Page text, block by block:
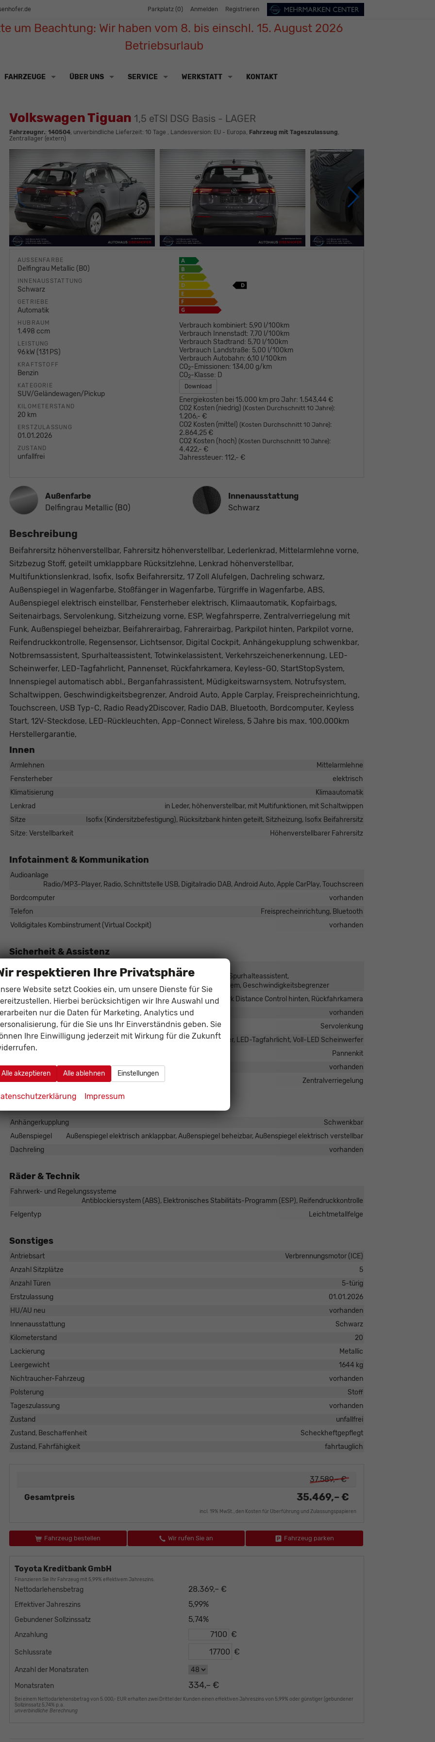
Parkplatz (0) Anmelden Registrieren
um Beachtung: Wir haben vom 8. bis einschl. 15. August 2026
Betriebsurlaub
FAHRZEUGE ÜBER UNS SERVICE WERKSTATT KONTAKT
Volkswagen Tiguan 1,5 eTSI DSG Basis - LAGER
Fahrzeugnr.: 140504, unverbindliche Lieferzeit: 10 Tage , Landesversion: EU - Europa, Fahrzeug mit Tageszulassung,
Zentrallager (extern)
AUSSENFARBE
Delfingrau Metallic (B0)
INNENAUSSTATTUNG
Schwarz
GETRIEBE
Automatik
HUBRAUM
1.498 ccm
LEISTUNG
96 kW (131 PS)
KRAFTSTOFF
Benzin
KATEGORIE
SUV/Geländewagen/Pickup
KILOMETERSTAND
20 km
ERSTZULASSUNG
01.01.2026
ZUSTAND
unfallfrei
Verbrauch kombiniert: 5,90 l/100km
Verbrauch Innenstadt: 7,70 l/100km
Verbrauch Stadtrand: 5,70 l/100km
Verbrauch Landstraße: 5,00 l/100km
Verbrauch Autobahn: 6,10 l/100km
CO2-Emissionen: 134,00 g/km
CO2-Klasse: D
Download
Energiekosten bei 15.000 km pro Jahr: 1.543,44 €
CO2 Kosten (niedrig) (Kosten Durchschnitt 10 Jahre):
1.206,- €
CO2 Kosten (mittel) (Kosten Durchschnitt 10 Jahre):
2.864,25 €
CO2 Kosten (hoch) (Kosten Durchschnitt 10 Jahre):
4.422,- €
Jahressteuer: 112,- €
Außenfarbe
Delfingrau Metallic (B0)
Innenausstattung
Innenausstattung
Schwarz
Beschreibung
Beifahrersitz höhenverstellbar, Fahrersitz höhenverstellbar, Lederlenkrad, Mittelarmlehne vorne,
Sitzbezug Stoff, geteilt umklappbare Rücksitzlehne, Lenkrad höhenverstellbar,
Multifunktionslenkrad, Isofix, Isofix Beifahrersitz, 17 Zoll Alufelgen, Dachreling schwarz,
Außenspiegel in Wagenfarbe, Stoßfänger in Wagenfarbe, Türgriffe in Wagenfarbe, ABS,
Außenspiegel elektrisch einstellbar, Fensterheber elektrisch, Klimaautomatik, Kopfairbags,
Seitenairbags, Servolenkung, Sitzheizung vorne, ESP, Wegfahrsperre, Zentralverriegelung mit
Funk, Außenspiegel beheizbar, Beifahrerairbag, Fahrerairbag, Parkpilot hinten, Parkpilot vorne,
Reifendruckkontrolle, Regensensor, Lichtsensor, Digital Cockpit, Anhängekupplung schwenkbar,
Notbremsassistent, Spurhalteassistent, Totwinkelassistent, Verkehrszeichenerkennung, LED-
Scheinwerfer, LED-Tagfahrlicht, Pannenset, Rückfahrkamera, Keyless-GO, StartStopSystem,
Innenspiegel automatisch abbl., Berganfahrassistent, Müdigkeitswarnsystem, Notrufsystem,
Schaltwippen, Geschwindigkeitsbegrenzer, Android Auto, Apple Carplay, Freisprecheinrichtung,
Touchscreen, USB Typ-C, Radio Ready2Discover, Radio DAB, Bluetooth, Bordcomputer, Keyless
Start, 12V-Steckdose, LED-Rückleuchten, App-Connect Wireless, 5 Jahre bis max. 100.000km
Herstellergarantie,
Innen
Armlehnen
Mittelarmlehne
Fensterheber
elektrisch
Klimatisierung
Klimaautomatik
Lenkrad
in Leder, höhenverstellbar, mit Multifunktionen, mit Schaltwippen
Sitze
Isofix (Kindersitzbefestigung), Rücksitzbank hinten geteilt, Sitzheizung, Isofix Beifahrersitz
Sitze: Verstellbarkeit
Höhenverstellbarer Fahrersitz
Infotainment & Kommunikation
Audioanlage
Radio/MP3-Player, Radio, Schnittstelle USB, Digitalradio DAB, Android Auto, Apple CarPlay, Touchscreen
Bordcomputer
vorhanden
Telefon
Freisprecheinrichtung, Bluetooth
Volldigitales Kombiinstrument (Virtual Cockpit)
vorhanden
Sicherheit & Assistenz
Assistenzsysteme
Regensensor, Notbremsassistent (City-Safety), Berganfahrassistent, Spurhalteassistent,
Verkehrzeichenerkennung, Müdigkeitserkennungs-Sensor, Notrufsystem, Geschwindigkeitsbegrenzer
Einparkhilfe
Park Distance Control vorne, Park Distance Control hinten, Rückfahrkamera
Innenspiegel automatisch abblendend
vorhanden
Lenkung
Servolenkung
Lichttechnik
Lichtsensor, LED-Scheinwerfer, LED-Tagfahrlicht, Voll-LED Scheinwerfer
Pannenkit
Start/Stop-Automatik
vorhanden
Zentralverriegelung
Zentralverriegelung
Anhängerkupplung
Schwenkbar
Außenspiegel
Außenspiegel elektrisch anklappbar, Außenspiegel beheizbar, Außenspiegel elektrisch verstellbar
Dachreling
vorhanden
Räder & Technik
Fahrwerk- und Regelungssysteme
Antiblockiersystem (ABS), Elektronisches Stabilitäts-Programm (ESP), Reifendruckkontrolle
Felgentyp
Leichtmetallfelge
Sonstiges
Antriebsart
Verbrennungsmotor (ICE)
Anzahl Sitzplätze
5
Anzahl Türen
5-türig
Erstzulassung
01.01.2026
HU/AU neu
vorhanden
Innenausstattung
Schwarz
Kilometerstand
20
Lackierung
Metallic
Leergewicht
1644 kg
Nichtraucher-Fahrzeug
vorhanden
Polsterung
Stoff
Tageszulassung
vorhanden
Zustand
unfallfrei
Zustand, Beschaffenheit
Scheckheftgepflegt
Zustand, Fahrfähigkeit
fahrtauglich
37.589,– €
Gesamtpreis
35.469,– €
incl. 19% MwSt., den Kosten für Überführung und Zulassungspapieren
Fahrzeug bestellen Wir rufen Sie an Fahrzeug parken
Toyota Kreditbank GmbH
Finanzieren Sie Ihr Fahrzeug mit 5,99% effektivem Jahreszins.
Nettodarlehensbetrag 28.369,– €
Effektiver Jahreszins 5,99%
Gebundener Sollzinssatz 5,74%
Anzahlung €
Schlussrate €
Anzahl der Monatsraten
Monatsraten
334,– €
Bei einem Nettodarlehensbetrag von 5.000,- EUR erhalten zwei Drittel der Kunden einen effektiven Jahreszins von 5,99% oder günstiger (gebundener
Sollzinssatz 5,74% p.a.
unverbindliche Berechnung
respektieren Ihre Privatsphäre
Website setzt Cookies ein, um unsere Dienste für Sie
Hierbei berücksichtigen wir Ihre Auswahl und
nur die Daten für Marketing, Analytics und
für die Sie uns Ihr Einverständnis geben. Sie
Ihre Einwilligung jederzeit mit Wirkung für die Zukunft
Alle akzeptieren Alle ablehnen Einstellungen
Impressum